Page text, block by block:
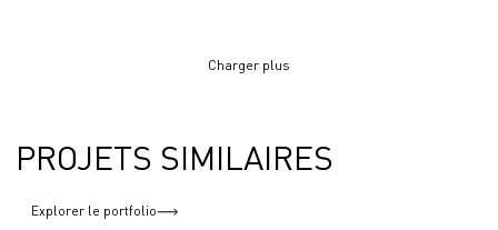
Charger plus
PROJETS SIMILAIRES
Explorer le portfolio